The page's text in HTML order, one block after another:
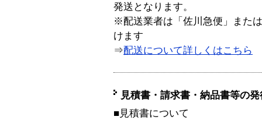
発送となります。
※配送業者は「佐川急便」また
けます
⇒配送について詳しくはこちら
見積書・請求書・納品書等の
■見積書について